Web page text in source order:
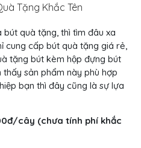
Tặng Khắc Tên
quà tặng, thì tìm đâu xa
cung cấp bút quà tặng giá rẻ,
tặng bút kèm hộp đựng bút
sản phẩm này phù hợp
bạn thì đây cũng là sự lựa
cây (chưa tính phí khắc